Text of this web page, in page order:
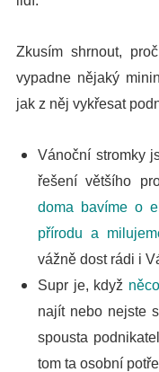
Zkusím shrnout,
vypadne nějaký
jak z něj vykřesat
Vánoční stromky
řešení většího
doma bavíme o
přírodu a
vážně dost rádi i
Supr je, když
najít nebo nejste
spousta
tom ta osobní